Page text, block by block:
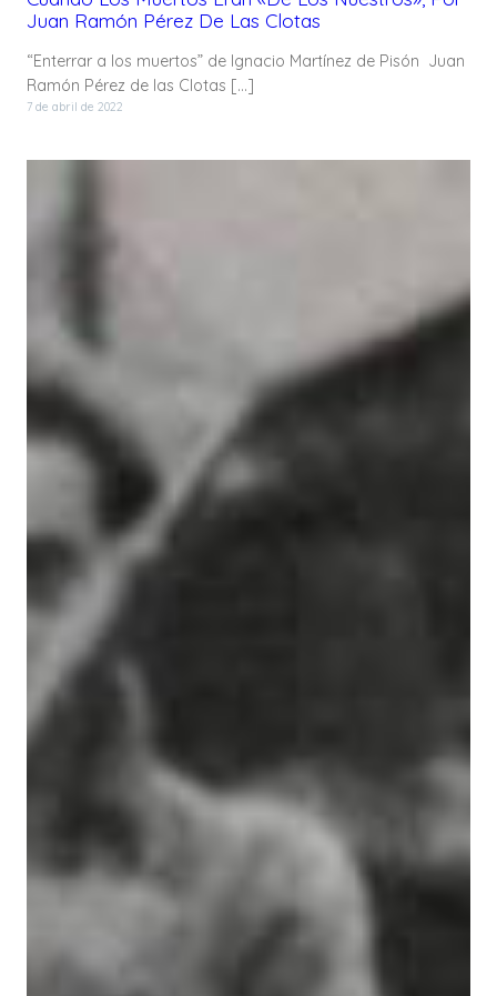
Juan Ramón Pérez De Las Clotas
“Enterrar a los muertos” de Ignacio Martínez de Pisón Juan
Ramón Pérez de las Clotas […]
7 de abril de 2022